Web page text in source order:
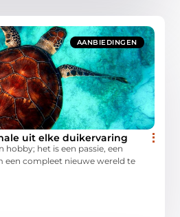
AANBIEDINGEN
uit elke duikervaring
hobby; het is een passie, een
een compleet nieuwe wereld te